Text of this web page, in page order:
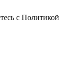
с Политикой